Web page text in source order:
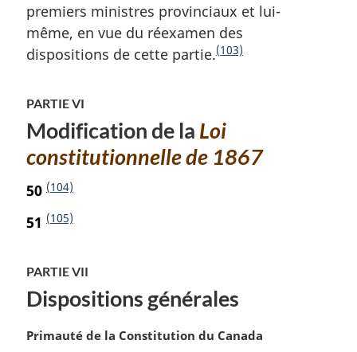
g
i
n
e
:
premiers ministres provinciaux et lui-
même, en vue du réexamen des
dispositions de cette partie.N
e
d
e
p
a
g
(103)
PARTIE VI
Modification de la Loi
constitutionnelle de 1867
50 N
o
d
e
i
(104)
51 N
t
e
d
e
(105)
PARTIE VII
Dispositions générales
N
Primauté de la Constitution du Canada